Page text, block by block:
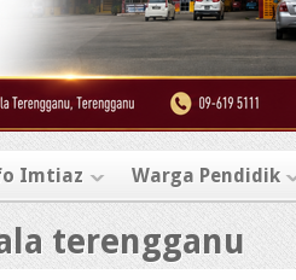
Imtiaz Warga Pendidik
terengganu